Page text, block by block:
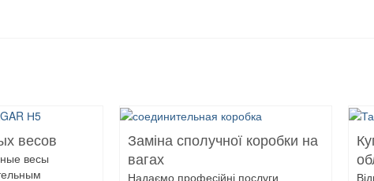
весов
весы
Заміна сполучної коробки на
вагах
Надаємо професійні послуги